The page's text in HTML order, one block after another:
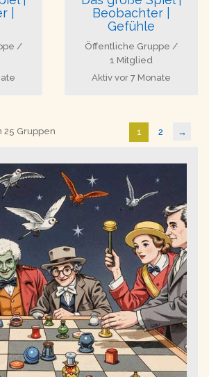
|
/
Beobachter |
Gefühle
Öffentliche Gruppe /
1 Mitglied
Aktiv vor 7 Monate
25 Gruppen 1 2 →